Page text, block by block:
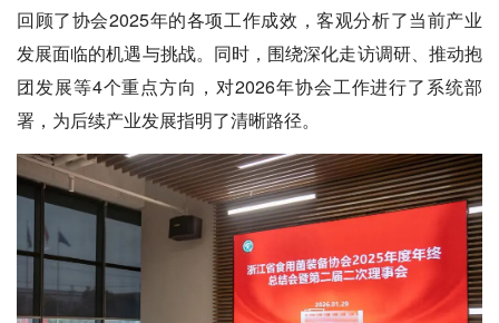
回顾了协会2025年的各项工作成效，客观分析了当前产业
发展面临的机遇与挑战。同时，围绕深化走访调研、推动抱
团发展等4个重点方向，对2026年协会工作进行了系统部
署，为后续产业发展指明了清晰路径。